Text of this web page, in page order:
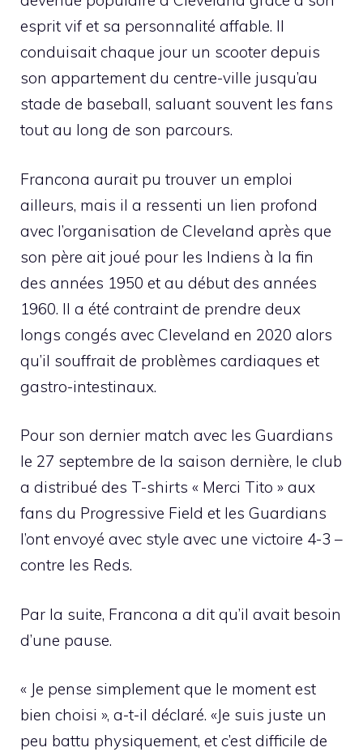
esprit vif et sa personnalité affable. Il
conduisait chaque jour un scooter depuis
son appartement du centre-ville jusqu’au
stade de baseball, saluant souvent les fans
tout au long de son parcours.
Francona aurait pu trouver un emploi
ailleurs, mais il a ressenti un lien profond
avec l’organisation de Cleveland après que
son père ait joué pour les Indiens à la fin
des années 1950 et au début des années
1960. Il a été contraint de prendre deux
longs congés avec Cleveland en 2020 alors
qu’il souffrait de problèmes cardiaques et
gastro-intestinaux.
Pour son dernier match avec les Guardians
le 27 septembre de la saison dernière, le club
a distribué des T-shirts « Merci Tito » aux
fans du Progressive Field et les Guardians
l’ont envoyé avec style avec une victoire 4-3 –
contre les Reds.
Par la suite, Francona a dit qu’il avait besoin
d’une pause.
« Je pense simplement que le moment est
bien choisi », a-t-il déclaré. «Je suis juste un
peu battu physiquement, et c’est difficile de